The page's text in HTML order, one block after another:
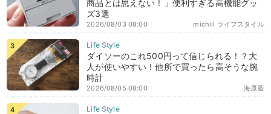
商品とは思えない！」便利すぎる高機能グッ
ズ3選
michill ライフスタイル
2026/08/03 08:00
ダイソーのこれ500円って信じられる！？大
人が使いやすい！他所で買ったら高そうな腕
時計
海原藍
2026/08/05 08:00